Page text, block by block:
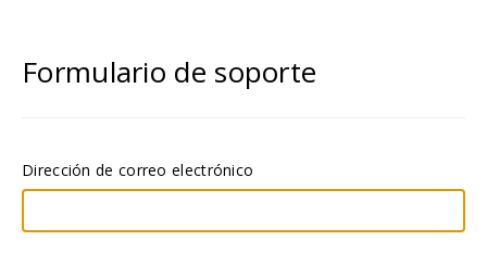
Formulario de soporte
Dirección de correo electrónico